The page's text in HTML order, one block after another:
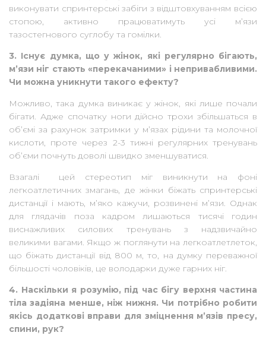
виконувати спринтерські забіги з відштовхуванням всією
стопою, активно працюватимуть усі м’язи
тазостегнового суглобу та гомілки.
3. Існує думка, що у жінок, які регулярно бігають,
м’язи ніг стають «перекачаними» і непривабливими.
Чи можна уникнути такого ефекту?
Можливо, така думка виникає у жінок, які лише почали
бігати. Адже спочатку ноги дійсно трохи збільшаться в
об’ємі за рахунок затримки у м’язах рідини та молочної
кислоти, проте через 2-3 тижні регулярних тренувань
об’єми почнуть доволі швидко зменшуватися.
Взагалі цей стереотип міг виникнути на фоні
легкоатлетичних змагань, де жінки біжать спринтерські
дистанції і мають, м’яко кажучи, розвинені м’язи. Однак
для глядачів поза кадром лишаються тисячі годин
виснажливих силових тренувань з надзвичайно
великими вагами. Якщо ж поглянути на легкоатлетлеток,
що біжать дистанції від 800 м, то, на думку переважної
більшості чоловіків, це володарки дуже гарних ніг.
4. Наскільки я розумію, під час бігу верхня частина
тіла задіяна менше, ніж нижня. Чи потрібно робити
якісь додаткові вправи для зміцнення м’язів пресу,
спини, рук?